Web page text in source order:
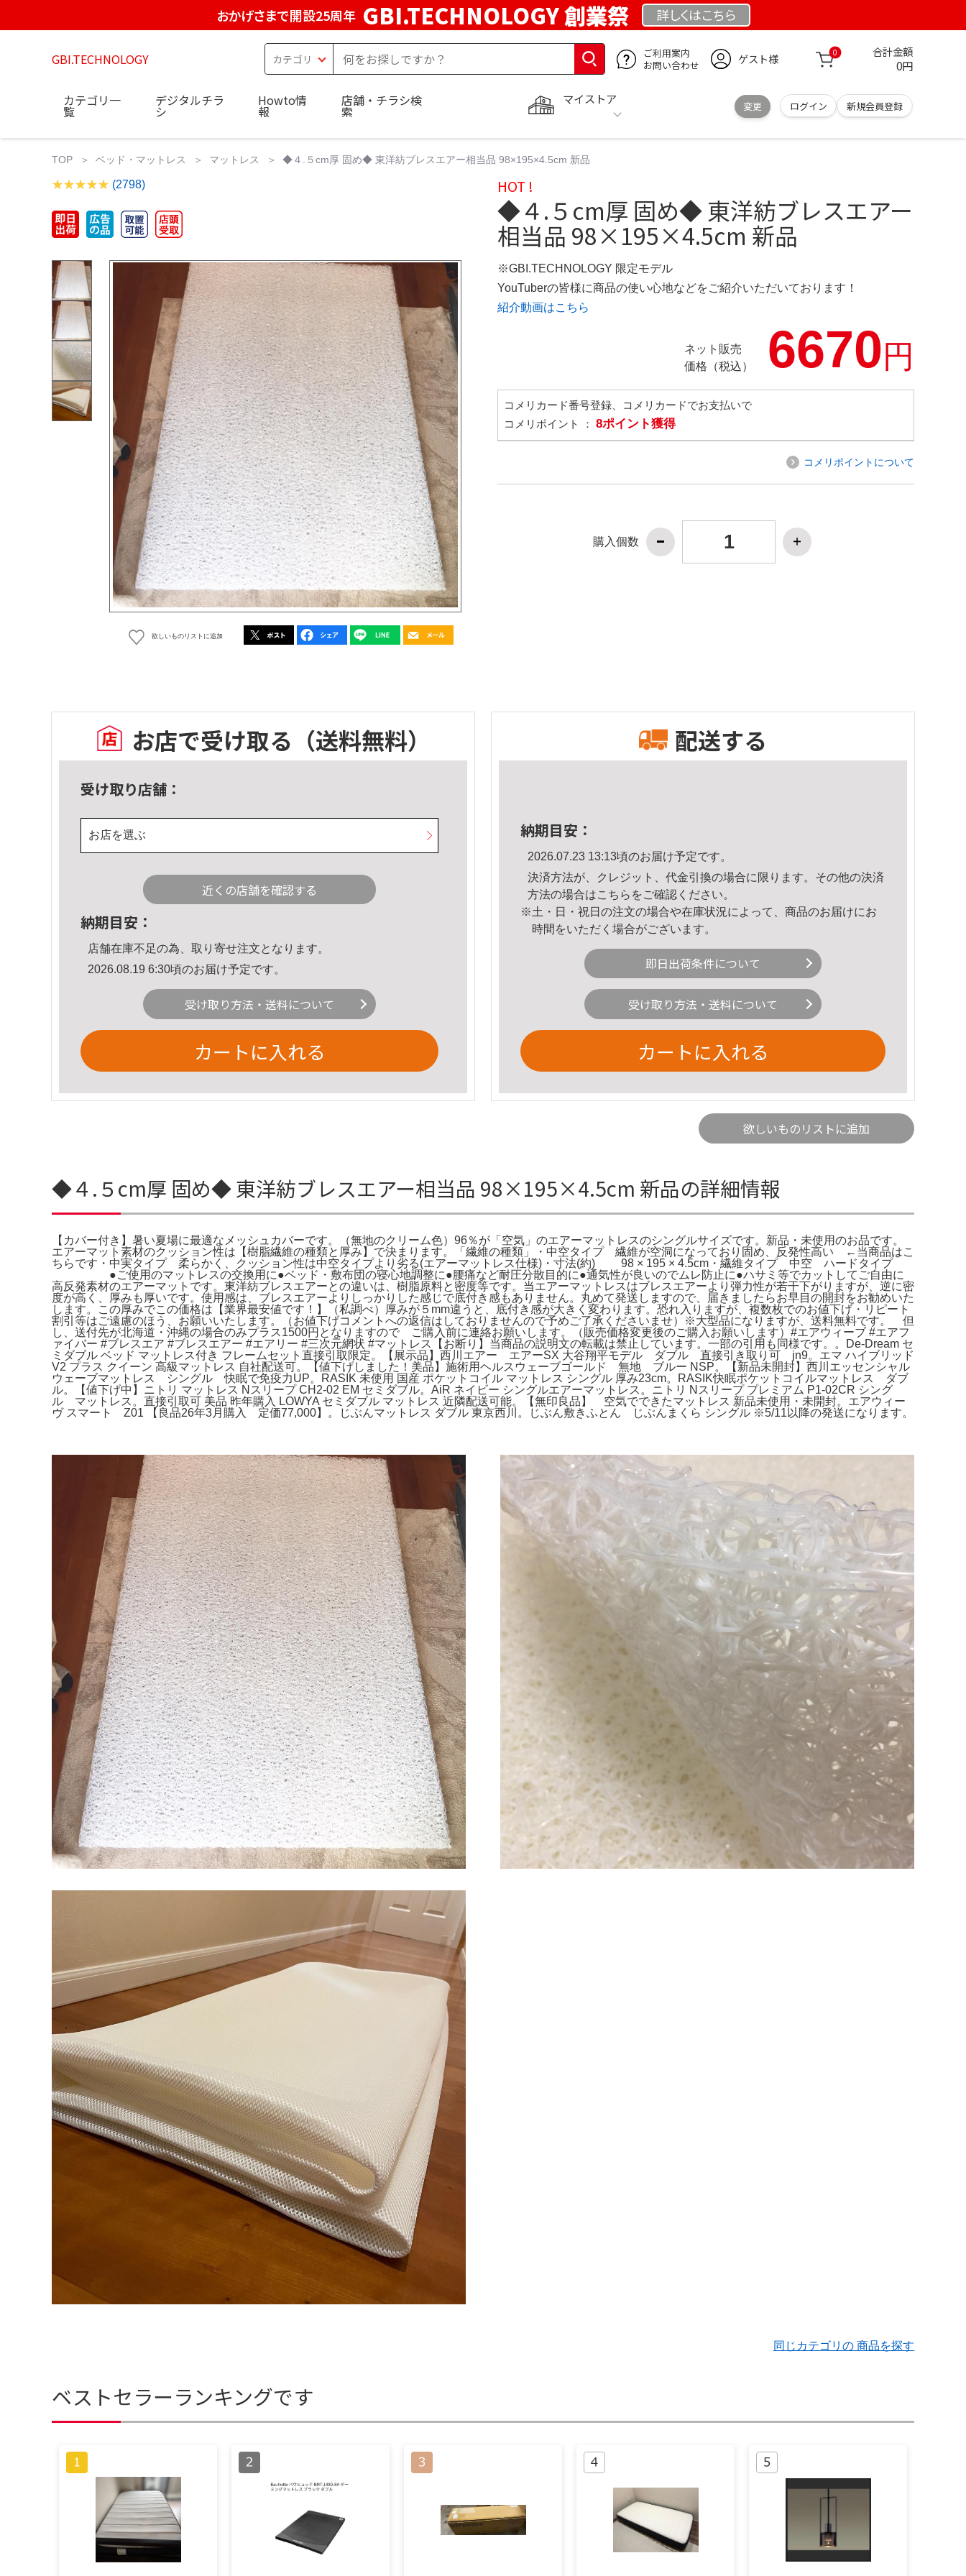
おかげさまで開設25周年 GBI.TECHNOLOGY 創業祭 詳しくはこちら
GBI.TECHNOLOGY
ご利用案内
お問い合わせ
ゲスト様 0 合計金額
0円
マイストア
変更 ログイン 新規会員登録
カテゴリ一
覧
デジタルチラ
シ
Howto情
報
店舗・チラシ検
索
TOP ベッド・マットレス マットレス ◆４.５cm厚 固め◆ 東洋紡ブレスエアー相当品 98×195×4.5cm 新品
(2798)
欲しいものリストに追加
HOT !
◆４.５cm厚 固め◆ 東洋紡ブレスエアー
相当品 98×195×4.5cm 新品
※GBI.TECHNOLOGY 限定モデル
YouTuberの皆様に商品の使い心地などをご紹介いただいております！
紹介動画はこちら
ネット販売
価格（税込）
6670円
コメリカード番号登録、コメリカードでお支払いで
コメリポイント ： 8ポイント獲得
コメリポイントについて
購入個数
お店で受け取る （送料無料）
受け取り店舗：
お店を選ぶ
近くの店舗を確認する
納期目安：
店舗在庫不足の為、取り寄せ注文となります。
2026.08.19 6:30頃のお届け予定です。
受け取り方法・送料について
カートに入れる
配送する
納期目安：
2026.07.23 13:13頃のお届け予定です。
決済方法が、クレジット、代金引換の場合に限ります。その他の決済
方法の場合はこちら をご確認ください。
※土・日・祝日の注文の場合や在庫状況によって、商品のお届けにお
時間をいただく場合がございます。
即日出荷条件について
受け取り方法・送料について
カートに入れる
欲しいものリストに追加
◆４.５cm厚 固め◆ 東洋紡ブレスエアー相当品 98×195×4.5cm 新品の詳細情報
【カバー付き】暑い夏場に最適なメッシュカバーです。（無地のクリーム色）96％が「空気」のエアーマットレスのシングルサイズです。新品・未使用のお品です。
エアーマット素材のクッション性は【樹脂繊維の種類と厚み】で決まります。「繊維の種類」・中空タイプ 繊維が空洞になっており固め、反発性高い ←当商品はこ
ちらです・中実タイプ 柔らかく、クッション性は中空タイプより劣る(エアーマットレス仕様)・寸法(約) 98 × 195 × 4.5cm・繊維タイプ 中空 ハードタイプ
●ご使用のマットレスの交換用に●ベッド・敷布団の寝心地調整に●腰痛など耐圧分散目的に●通気性が良いのでムレ防止に●ハサミ等でカットしてご自由に
高反発素材のエアーマットです。東洋紡ブレスエアーとの違いは、樹脂原料と密度等です。当エアーマットレスはブレスエアーより弾力性が若干下がりますが、逆に密
度が高く、厚みも厚いです。使用感は、ブレスエアーよりしっかりした感じで底付き感もありません。丸めて発送しますので、届きましたらお早目の開封をお勧めいた
します。この厚みでこの価格は【業界最安値です！】（私調べ）厚みが５mm違うと、底付き感が大きく変わります。恐れ入りますが、複数枚でのお値下げ・リピート
割引等はご遠慮のほう、お願いいたします。（お値下げコメントへの返信はしておりませんので予めご了承くださいませ）※大型品になりますが、送料無料です。 但
し、送付先が北海道・沖縄の場合のみプラス1500円となりますので ご購入前に連絡お願いします。（販売価格変更後のご購入お願いします）#エアウィーブ #エアフ
ァイバー #ブレスエア #ブレスエアー #エアリー #三次元網状 #マットレス【お断り】当商品の説明文の転載は禁止しています。一部の引用も同様です。。De-Dream セ
ミダブル ベッド マットレス付き フレームセット直接引取限定。【展示品】西川エアー エアーSX 大谷翔平モデル ダブル 直接引き取り可 jn9。エマ ハイブリッド
V2 プラス クイーン 高級マットレス 自社配送可。【値下げしました！美品】施術用ヘルスウェーブゴールド 無地 ブルー NSP。【新品未開封】西川エッセンシャル
ウェーブマットレス シングル 快眠で免疫力UP。RASIK 未使用 国産 ポケットコイル マットレス シングル 厚み23cm。RASIK快眠ポケットコイルマットレス ダブ
ル。【値下げ中】ニトリ マットレス Nスリープ CH2-02 EM セミダブル。AiR ネイビー シングルエアーマットレス。ニトリ Nスリープ プレミアム P1-02CR シング
ル マットレス。直接引取可 美品 昨年購入 LOWYA セミダブル マットレス 近隣配送可能。【無印良品】 空気でできたマットレス 新品未使用・未開封。エアウィー
ヴ スマート Z01 【良品26年3月購入 定価77,000】。じぶんマットレス ダブル 東京西川。じぶん敷きふとん じぶんまくら シングル ※5/11以降の発送になります。
同じカテゴリの 商品を探す
ベストセラーランキングです